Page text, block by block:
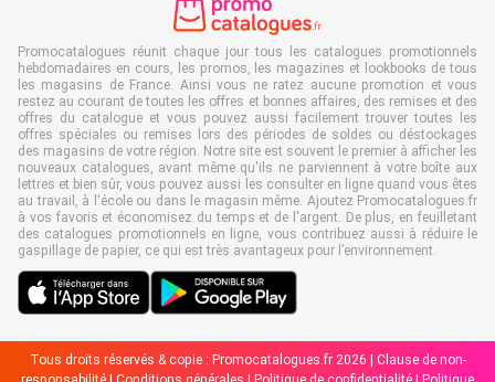
Promocatalogues réunit chaque jour tous les catalogues promotionnels
hebdomadaires en cours, les promos, les magazines et lookbooks de tous
les magasins de France. Ainsi vous ne ratez aucune promotion et vous
restez au courant de toutes les offres et bonnes affaires, des remises et des
offres du catalogue et vous pouvez aussi facilement trouver toutes les
offres spéciales ou remises lors des périodes de soldes ou déstockages
des magasins de votre région. Notre site est souvent le premier à afficher les
nouveaux catalogues, avant même qu'ils ne parviennent à votre boîte aux
lettres et bien sûr, vous pouvez aussi les consulter en ligne quand vous êtes
au travail, à l'école ou dans le magasin même. Ajoutez Promocatalogues.fr
à vos favoris et économisez du temps et de l'argent. De plus, en feuilletant
des catalogues promotionnels en ligne, vous contribuez aussi à réduire le
gaspillage de papier, ce qui est très avantageux pour l’environnement.
Tous droits réservés & copie : Promocatalogues.fr 2026 | Clause de non-